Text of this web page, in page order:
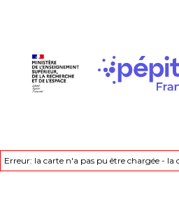
Erreur: la carte n'a pas pu être chargée - la